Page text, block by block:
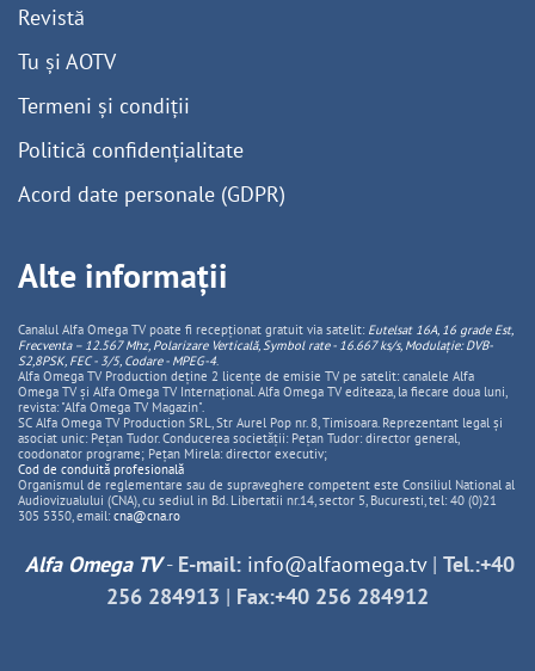
Revistă
Tu și AOTV
Termeni și condiții
Politică confidențialitate
Acord date personale (GDPR)
Alte informații
Canalul Alfa Omega TV poate fi recepționat gratuit via satelit: Eutelsat 16A, 16 grade Est,
Frecventa – 12.567 Mhz, PolarizareVerticală, Symbol rate - 16.667 ks/s, Modulație: DVB-
S2,8PSK, FEC - 3/5, Codare - MPEG-4.
Alfa Omega TV Production deține 2 licențe de emisie TV pe satelit: canalele Alfa
Omega TV și Alfa Omega TV Internațional. Alfa Omega TV editeaza, la fiecare doua luni,
revista: "Alfa Omega TV Magazin".
SC Alfa Omega TV Production SRL, Str Aurel Pop nr. 8, Timisoara. Reprezentant legal și
asociat unic: Pețan Tudor. Conducerea societății: Pețan Tudor: director general,
coodonator programe; Pețan Mirela: director executiv;
Cod de conduită profesională
Organismul de reglementare sau de supraveghere competent este Consiliul National al
Audiovizualului (CNA), cu sediul in Bd. Libertatii nr.14, sector 5, Bucuresti, tel: 40 (0)21
305 5350, email: cna@cna.ro
Alfa Omega TV- E-mail: info@alfaomega.tv| Tel.:+40
256 284913 | Fax:+40 256 284912